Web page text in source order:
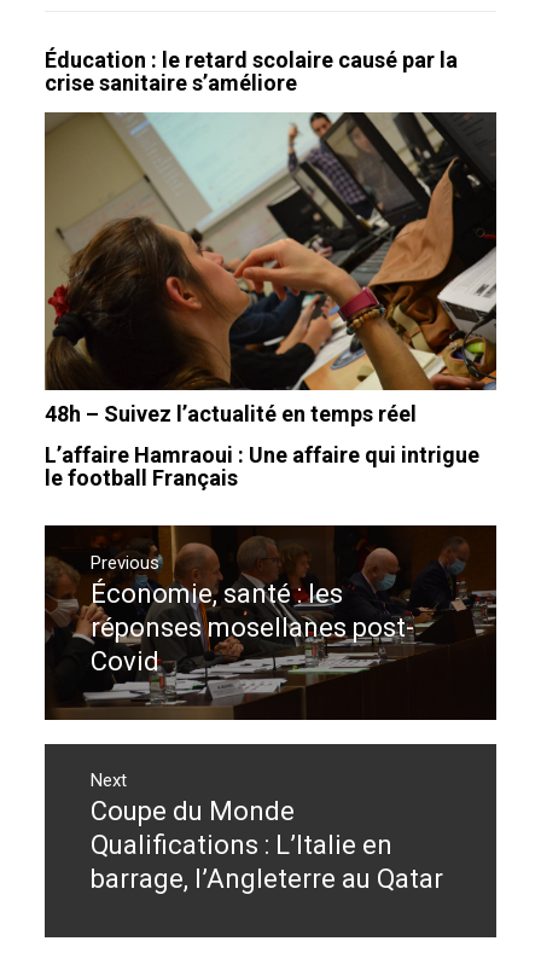
Éducation : le retard scolaire causé par la
crise sanitaire s’améliore
48h – Suivez l’actualité en temps réel
L’affaire Hamraoui : Une affaire qui intrigue
le football Français
Navigation
de
l’article
Previous
Previous
post:
Économie, santé : les
réponses mosellanes post-
Covid
Next
Next
post:
Coupe du Monde
Qualifications : L’Italie en
barrage, l’Angleterre au Qatar